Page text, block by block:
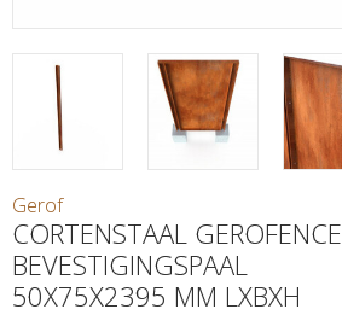
Gerof
CORTENSTAAL GEROFENCE
BEVESTIGINGSPAAL
50X75X2395 MM LXBXH